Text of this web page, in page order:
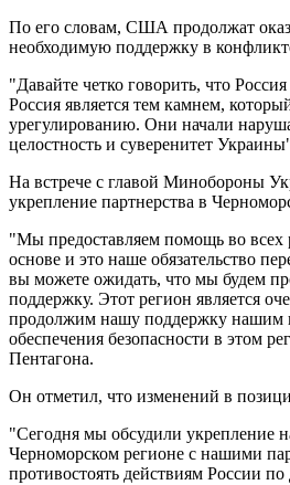
По его словам, США продолжат
необходимую поддержку в
"Давайте четко говорить, что
Россия является тем камнем,
урегулированию. Они начали
целостность и суверенитет
На встрече с главой Минобороны
укрепление партнерства в
"Мы предоставляем помощь во всех
основе и это наше обязательство
вы можете ожидать, что мы будем
поддержку. Этот регион является
продолжим нашу поддержку нашим
обеспечения безопасности в этом
Пентагона.
Он отметил, что изменений в
"Сегодня мы обсудили укрепление
Черноморском регионе с нашими
противостоять действиям России